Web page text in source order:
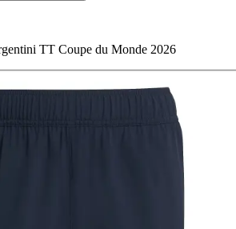
TT Coupe du Monde 2026